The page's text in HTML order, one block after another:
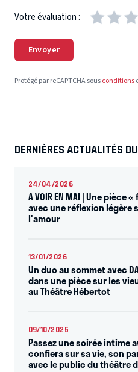
Votre évaluation :
Envoyer
Protégé par reCAPTCHA sousconditions
DERNIÈRES ACTUALITÉS
24/04/2026
A VOIR EN MAI | Une
avec une réflexion légère
l'amour
13/01/2026
Un duo au sommet avec
dans une pièce sur les
au Théâtre Hébertot
09/10/2025
Passez une soirée intime
confiera sur sa vie, son
avec le public du théâtre